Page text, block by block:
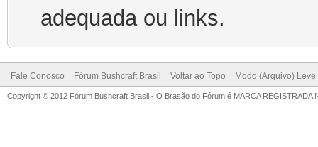
adequada ou links.
Fale Conosco Fórum Bushcraft Brasil Voltar ao Topo Modo (Arquivo) Leve
Copyright © 2012 Fórum Bushcraft Brasil - O Brasão do Fórum é MARCA REGISTRADA